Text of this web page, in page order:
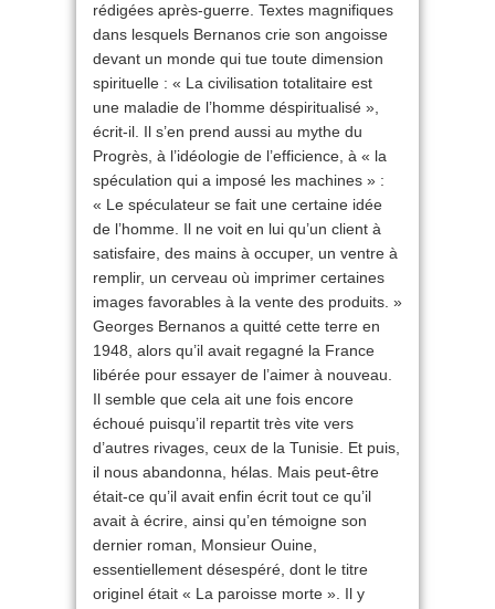
rédigées après-guerre. Textes magnifiques
dans lesquels Bernanos crie son angoisse
devant un monde qui tue toute dimension
spirituelle : « La civilisation totalitaire est
une maladie de l’homme déspiritualisé »,
écrit-il. Il s’en prend aussi au mythe du
Progrès, à l’idéologie de l’efficience, à « la
spéculation qui a imposé les machines » :
« Le spéculateur se fait une certaine idée
de l’homme. Il ne voit en lui qu’un client à
satisfaire, des mains à occuper, un ventre à
remplir, un cerveau où imprimer certaines
images favorables à la vente des produits. »
Georges Bernanos a quitté cette terre en
1948, alors qu’il avait regagné la France
libérée pour essayer de l’aimer à nouveau.
Il semble que cela ait une fois encore
échoué puisqu’il repartit très vite vers
d’autres rivages, ceux de la Tunisie. Et puis,
il nous abandonna, hélas. Mais peut-être
était-ce qu’il avait enfin écrit tout ce qu’il
avait à écrire, ainsi qu’en témoigne son
dernier roman, Monsieur Ouine,
essentiellement désespéré, dont le titre
originel était « La paroisse morte ». Il y